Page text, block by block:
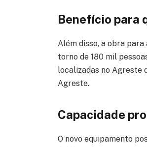
Benefício para
Além disso, a obra
torno de 180 mil
localizadas no Agreste
Agreste.
Capacidade
O novo equipamento